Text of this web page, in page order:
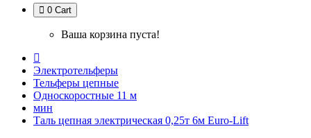
0 Cart
Ваша корзина пуста!
Электротельферы
Тельферы цепные
Односкоростные 11 м
мин
Таль цепная электрическая 0,25т 6м Euro-Lift